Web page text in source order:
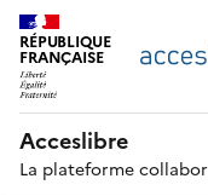
RÉPUBLIQUE
FRANÇAISE
Acceslibre
La plateforme